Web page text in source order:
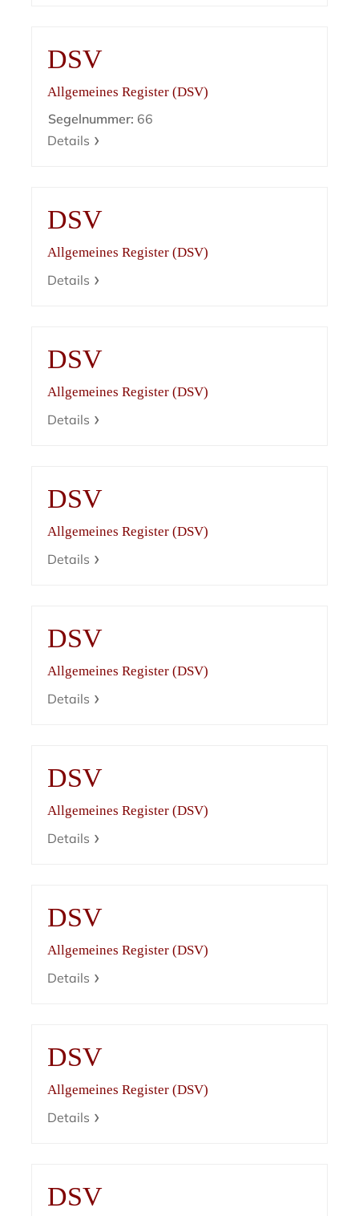
DSV
Allgemeines Register (DSV)
Segelnummer: 66
Details
DSV
Allgemeines Register (DSV)
Details
DSV
Allgemeines Register (DSV)
Details
DSV
Allgemeines Register (DSV)
Details
DSV
Allgemeines Register (DSV)
Details
DSV
Allgemeines Register (DSV)
Details
DSV
Allgemeines Register (DSV)
Details
DSV
Allgemeines Register (DSV)
Details
DSV